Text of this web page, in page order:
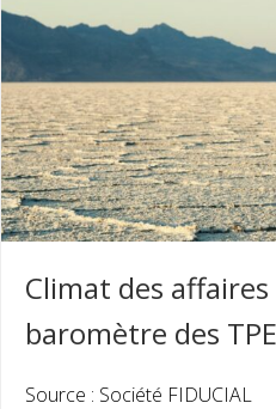
Climat des
baromètre des TPE
Source : Société FIDUCIAL